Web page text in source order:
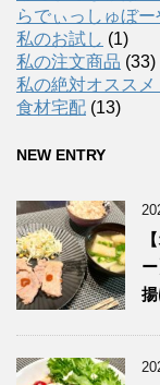
らでぃっしゅぼー
私のお試し (1)
私の注文商品 (33)
私の絶対オススメ
食材宅配 (13)
NEW ENTRY